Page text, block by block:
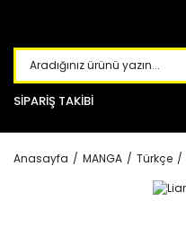
SİPARİŞ TAKİBİ
Anasayfa MANGA Türkçe